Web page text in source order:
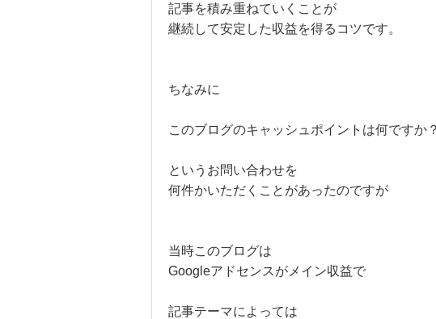
記事を積み重ねていくことが
継続して安定した収益を得るコツです。
ちなみに
このブログのキャッシュポイントは何ですか？
というお問い合わせを
何件かいただくことがあったのですが
当時このブログは
Googleアドセンスがメイン収益で
記事テーマによっては